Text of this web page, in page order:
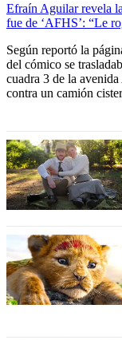
Efraín Aguilar revela
fue de ‘AFHS’: “Le
Según reportó la
del cómico se
cuadra 3 de la
contra un camión